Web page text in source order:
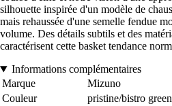
silhouette inspirée d'un modèle de
mais rehaussée d'une semelle fendue
volume. Des détails subtils et des
caractérisent cette basket tendance
Informations complémentaires
Marque
Mizuno
Couleur
pristine/bistro